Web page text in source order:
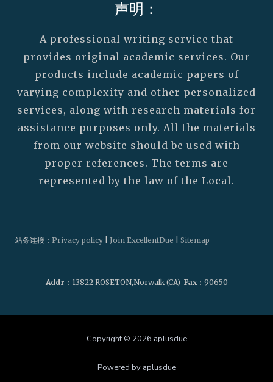
声明：
A professional writing service that
provides original academic services. Our
products include academic papers of
varying complexity and other personalized
services, along with research materials for
assistance purposes only. All the materials
from our website should be used with
proper references. The terms are
represented by the law of the Local.
Addr ：13822 ROSETON,Norwalk (CA) Fax：90650
站务连接： Privacy policy Join ExcellentDue Sitemap
Copyright © 2026 aplusdue
Powered by aplusdue